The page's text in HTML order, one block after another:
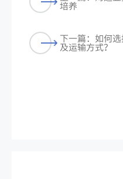
培养
下一篇：如何
及运输方式？